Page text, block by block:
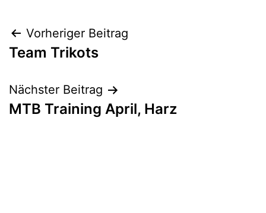
Beitragsnavigation
Vorheriger Beitrag
Team Trikots
Nächster Beitrag
MTB Training April, Harz